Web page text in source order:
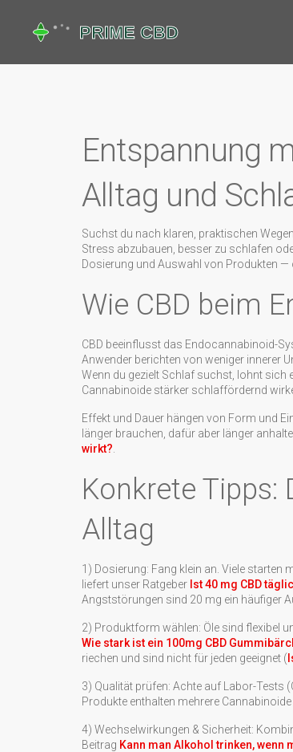
Entspannung
Alltag und
Suchst du nach klaren, praktischen
Stress abzubauen, besser zu schlafen
Dosierung und Auswahl von Produkten —
Wie CBD beim
CBD beeinflusst das Endocannabinoid-
Anwender berichten von weniger innerer
Wenn du gezielt Schlaf suchst, lohnt sich
Cannabinoide stärker schlaffördernd
Effekt und Dauer hängen von Form und
länger brauchen, dafür aber länger
wirkt?
Konkrete Tipps:
Alltag
1) Dosierung: Fang klein an. Viele starten
liefert unser Ratgeber Ist 40 mg CBD
Angststörungen sind 20 mg ein häufiger
2) Produktform wählen: Öle sind flexibel
Wie stark ist ein 100mg CBD
riechen und sind nicht für jeden geeignet (
3) Qualität prüfen: Achte auf Labor-Tests
Produkte enthalten mehrere
4) Wechselwirkungen & Sicherheit:
Beitrag Kann man Alkohol trinken, wenn